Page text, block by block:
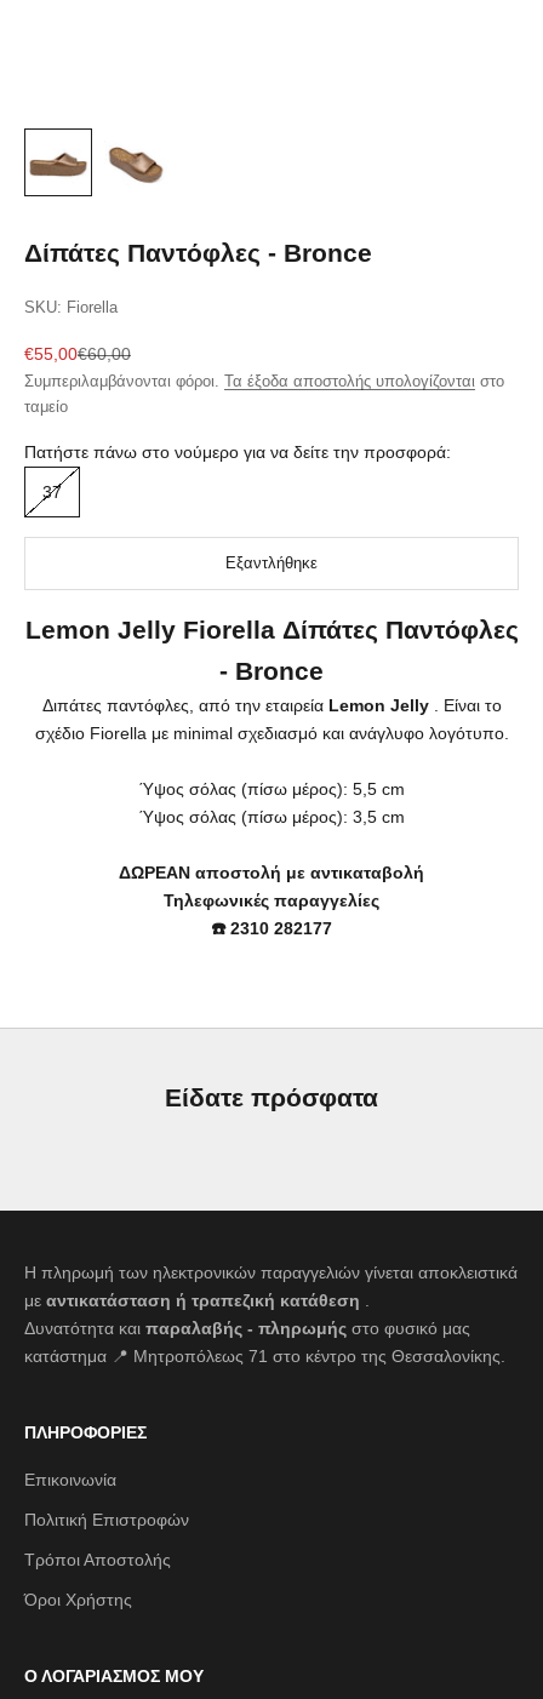
Δίπάτες Παντόφλες - Bronce
SKU: Fiorella
Τιμή πώλησης
€55,00Κανονική τιμή
€60,00
Συμπεριλαμβάνονται φόροι. Τα έξοδα αποστολής υπολογίζονται στο
ταμείο
Πατήστε πάνω στο νούμερο για να δείτε την προσφορά:
37
Εξαντλήθηκε
Lemon Jelly Fiorella Δίπάτες Παντόφλες
- Bronce
Διπάτες παντόφλες, από την εταιρεία Lemon Jelly. Είναι το
σχέδιο Fiorella με minimal σχεδιασμό και ανάγλυφο λογότυπο.
Ύψος σόλας (πίσω μέρος): 5,5 cm
Ύψος σόλας (πίσω μέρος): 3,5 cm
ΔΩΡΕΑΝ αποστολή με αντικαταβολή
Τηλεφωνικές παραγγελίες
☎️ 2310 282177
Είδατε πρόσφατα
Η πληρωμή των ηλεκτρονικών παραγγελιών γίνεται αποκλειστικά
με αντικατάσταση ή τραπεζική κατάθεση
Δυνατότητα και παραλαβής - πληρωμής στο φυσικό μας
κατάστημα 📍 Μητροπόλεως 71 στο κέντρο της Θεσσαλονίκης.
ΠΛΗΡΟΦΟΡΙΕΣ
Επικοινωνία
Πολιτική Επιστροφών
Τρόποι Αποστολής
Όροι Χρήστης
Ο ΛΟΓΑΡΙΑΣΜΟΣ ΜΟΥ